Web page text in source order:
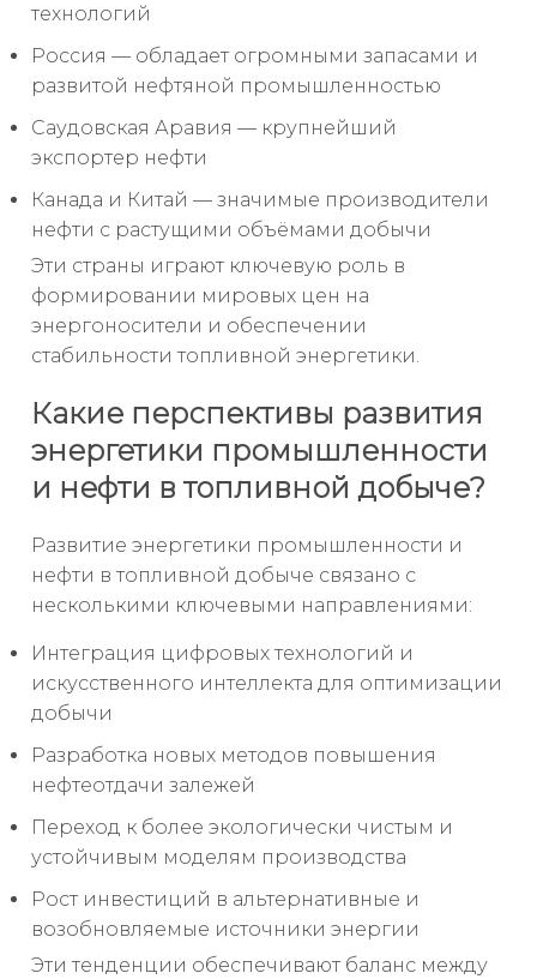
технологий
Россия — обладает огромными запасами и
развитой нефтяной промышленностью
Саудовская Аравия — крупнейший
экспортер нефти
Канада и Китай — значимые производители
нефти с растущими объёмами добычи
Эти страны играют ключевую роль в
формировании мировых цен на
энергоносители и обеспечении
стабильности топливной энергетики.
Какие перспективы развития
энергетики промышленности
и нефти в топливной добыче?
Развитие энергетики промышленности и
нефти в топливной добыче связано с
несколькими ключевыми направлениями:
Интеграция цифровых технологий и
искусственного интеллекта для оптимизации
добычи
Разработка новых методов повышения
нефтеотдачи залежей
Переход к более экологически чистым и
устойчивым моделям производства
Рост инвестиций в альтернативные и
возобновляемые источники энергии
Эти тенденции обеспечивают баланс между